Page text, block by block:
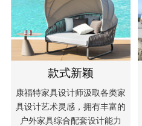
款式新颖
康福特家具设计师汲取各类家
具设计艺术灵感，拥有丰富的
户外家具综合配套设计能力